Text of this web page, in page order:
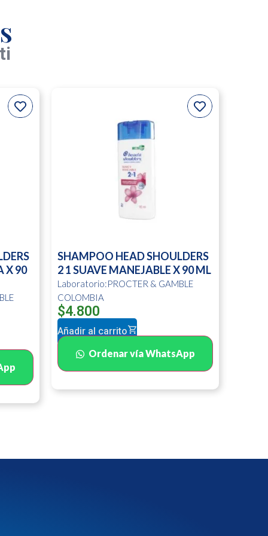
X 90
SHAMPOO HEAD SHOULDERS
2 1 SUAVE MANEJABLE X 90 ML
Laboratorio:PROCTER & GAMBLE
COLOMBIA
$4.800
Añadir al carrito
Ordenar vía WhatsApp